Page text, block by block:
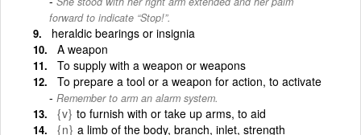
forward to indicate “Stop!”.
heraldic bearings or insignia
A weapon
To supply with a weapon or weapons
To prepare a tool or a weapon for action, to activate
Remember to arm an alarm system.
{v} to furnish with or take up arms, to aid
{n} a limb of the body, branch, inlet, strength